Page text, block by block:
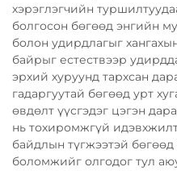
хэрэглэгчийн
болгосон бөгөөд энгийн
болон удирдлагыг
байрыг естествээр
эрхий хуруунд тархсан
гадаргуутай бөгөөд урт
өвдөлт үүсгэдэг цэгэн
нь тохиромжгүй
байдлын түгжээтэй бөгөөд
боломжийг олгодог тул